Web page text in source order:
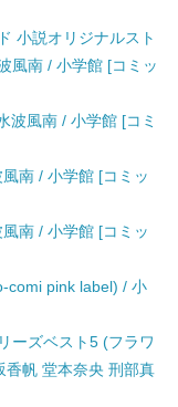
小説オリジナルスト
風南 / 小学館 [コミッ
波風南 / 小学館 [コミ
南 / 小学館 [コミッ
南 / 小学館 [コミッ
comi pink label) / 小
ーズベスト5 (フラワ
帆 堂本奈央 刑部真